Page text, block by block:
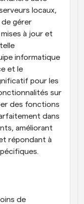
locaux,
gérer
à jour et
informatique
et le
pour les
sur
des fonctions
dans
améliorant
répondant à
de